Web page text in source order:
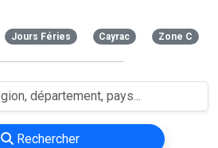
Jours Féries Cayrac Zone C
Rechercher